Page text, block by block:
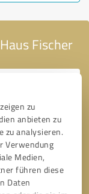
zu
anbieten zu
zu analysieren.
Verwendung
Medien,
führen diese
Daten
Fischer